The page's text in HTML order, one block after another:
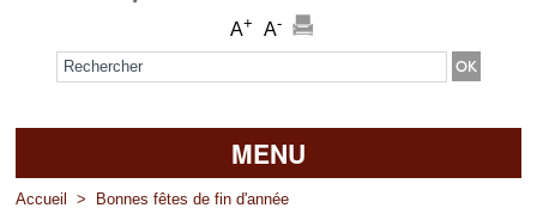
A+ A-
Formulaire de recherche
MENU
Accueil
Accueil > Bonnes fêtes de fin d'année